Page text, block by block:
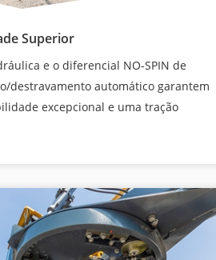
Superior
e o diferencial NO-SPIN de
destravamento automático garantem
excepcional e uma tração